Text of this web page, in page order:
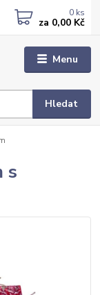
Menu
Hledat
0 ks
za 0,00 Kč
s